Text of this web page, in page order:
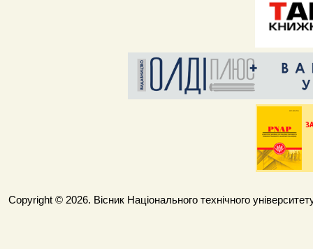
Copyright © 2026. Вісник Національного технічного